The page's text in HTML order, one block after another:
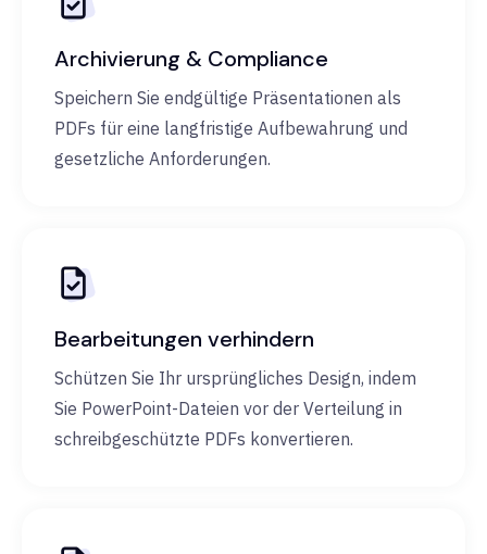
Archivierung & Compliance
Speichern Sie endgültige Präsentationen als
PDFs für eine langfristige Aufbewahrung und
gesetzliche Anforderungen.
Bearbeitungen verhindern
Schützen Sie Ihr ursprüngliches Design, indem
Sie PowerPoint-Dateien vor der Verteilung in
schreibgeschützte PDFs konvertieren.